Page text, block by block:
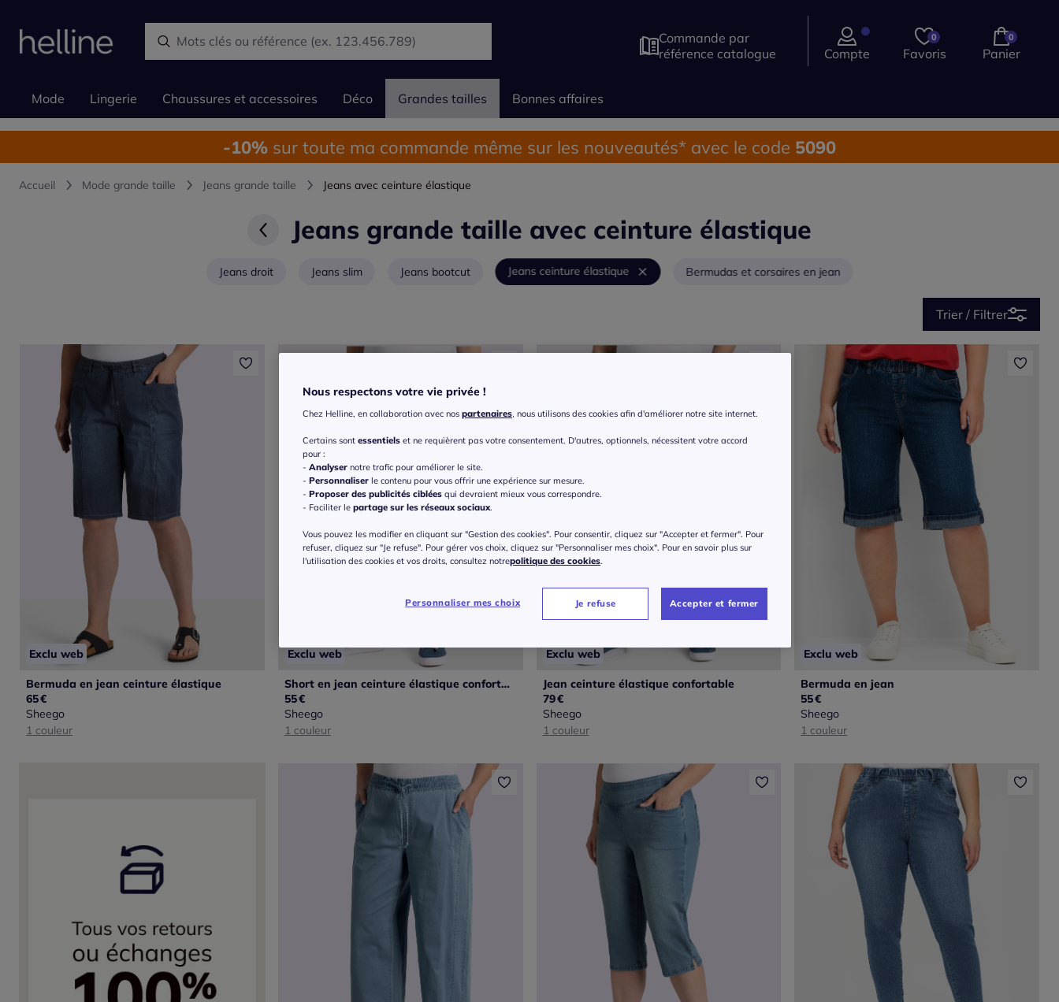
Commande par
référence catalogue
Compte
0
Favoris
0
Panier
Mode Lingerie Chaussures et accessoires Déco Grandes tailles Bonnes affaires
-10% sur toute ma commande même sur les nouveautés* avec le code 5090
Accueil Mode grande taille Jeans grande taille Jeans avec ceinture élastique
Jeans grande taille avec ceinture élastique
Jeans droit Jeans slim Jeans bootcut Jeans ceinture élastique Bermudas et corsaires en jean
Trier / Filtrer
Exclu web
Bermuda en jean ceinture élastique
65€
Sheego
1 couleur
Exclu web
Short en jean ceinture élastique confortable
55€
Sheego
1 couleur
Exclu web
Jean ceinture élastique confortable
79€
Sheego
1 couleur
Exclu web
Bermuda en jean
55€
Sheego
1 couleur
Nous respectons votre vie privée !
Chez Helline, en collaboration avec nos partenaires, nous utilisons des cookies afin d'améliorer notre site internet.
Certains sont essentiels et ne requièrent pas votre consentement. D'autres, optionnels, nécessitent votre accord
pour :
- Analyser notre trafic pour améliorer le site.
- Personnaliser le contenu pour vous offrir une expérience sur mesure.
- Proposer des publicités ciblées qui devraient mieux vous correspondre.
- Faciliter le partage sur les réseaux sociaux.
Vous pouvez les modifier en cliquant sur "Gestion des cookies". Pour consentir, cliquez sur "Accepter et fermer". Pour
refuser, cliquez sur "Je refuse". Pour gérer vos choix, cliquez sur "Personnaliser mes choix". Pour en savoir plus sur
l'utilisation des cookies et vos droits, consultez notrepolitique des cookies.
Personnaliser mes choix Je refuse Accepter et fermer